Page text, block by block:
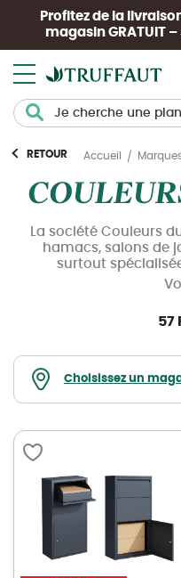
Profitez de la
magasin GRATUIT –
RETOUR Accueil
La société Couleurs
hamacs, salons de
surtout
57
Choisissez un